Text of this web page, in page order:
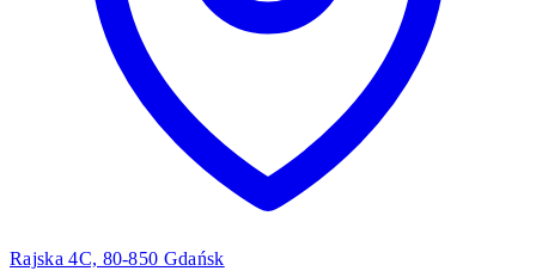
Rajska 4C, 80-850 Gdańsk